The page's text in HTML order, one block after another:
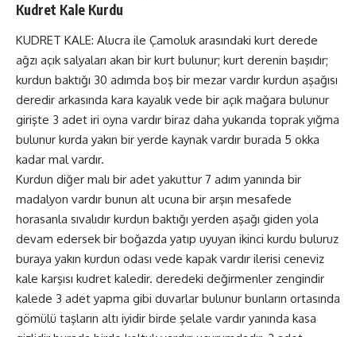
Kudret Kale Kurdu
KUDRET KALE: Alucra ile Çamoluk arasındaki kurt derede
ağzı açık salyaları akan bir kurt bulunur; kurt derenin başıdır;
kurdun baktığı 30 adımda boş bir mezar vardır kurdun aşağısı
deredir arkasında kara kayalık vede bir açık mağara bulunur
girişte 3 adet iri oyna vardır biraz daha yukarıda toprak yığma
bulunur kurda yakın bir yerde kaynak vardır burada 5 okka
kadar mal vardır.
Kurdun diğer malı bir adet yakuttur 7 adım yanında bir
madalyon vardır bunun alt ucuna bir arşın mesafede
horasanla sıvalıdır kurdun baktığı yerden aşağı giden yola
devam edersek bir boğazda yatıp uyuyan ikinci kurdu buluruz
buraya yakın kurdun odası vede kapak vardır ilerisi ceneviz
kale karşısı kudret kaledir. deredeki değirmenler zengindir
kalede 3 adet yapma gibi duvarlar bulunur bunların ortasında
gömülü taşların altı iyidir birde şelale vardır yanında kasa